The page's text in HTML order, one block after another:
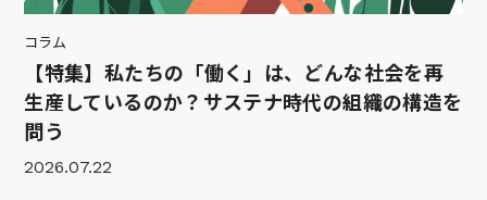
コラム
【特集】私たちの「働く」は、どんな社会を再
生産しているのか？サステナ時代の組織の構造を
問う
2026.07.22